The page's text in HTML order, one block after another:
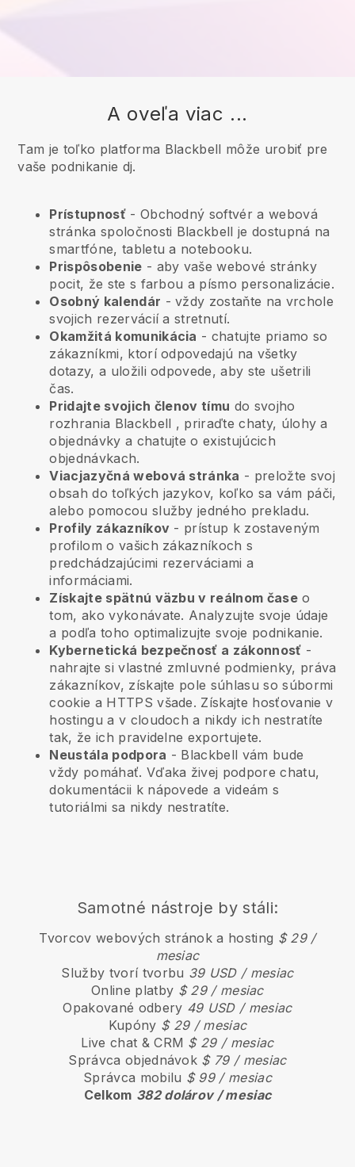
A oveľa viac ...
Tam je toľko platforma Blackbell môže urobiť pre
vaše podnikanie dj.
Prístupnosť- Obchodný softvér a webová
stránka spoločnosti Blackbell je dostupná na
smartfóne, tabletu a notebooku.
Prispôsobenie - aby vaše webové stránky
pocit, že ste s farbou a písmo personalizácie.
Osobný kalendár - vždy zostaňte na vrchole
svojich rezervácií a stretnutí.
Okamžitá komunikácia - chatujte priamo so
zákazníkmi, ktorí odpovedajú na všetky
dotazy, a uložili odpovede, aby ste ušetrili
čas.
Pridajte svojich členov tímu do svojho
rozhrania Blackbell , priraďte chaty, úlohy a
objednávky a chatujte o existujúcich
objednávkach.
Viacjazyčná webová stránka - preložte svoj
obsah do toľkých jazykov, koľko sa vám páči,
alebo pomocou služby jedného prekladu.
Profily zákazníkov - prístup k zostaveným
profilom o vašich zákazníkoch s
predchádzajúcimi rezerváciami a
informáciami.
Získajte spätnú väzbu v reálnom časeo
tom, ako vykonávate. Analyzujte svoje údaje
a podľa toho optimalizujte svoje podnikanie.
Kybernetická bezpečnosť a zákonnosť -
nahrajte si vlastné zmluvné podmienky, práva
zákazníkov, získajte pole súhlasu so súbormi
cookie a HTTPS všade. Získajte hosťovanie v
hostingu a v cloudoch a nikdy ich nestratíte
tak, že ich pravidelne exportujete.
Neustála podpora - Blackbell vám bude
vždy pomáhať. Vďaka živej podpore chatu,
dokumentácii k nápovede a videám s
tutoriálmi sa nikdy nestratíte.
Samotné nástroje by stáli:
Tvorcov webových stránok a hosting $ 29 /
mesiac
Služby tvorí tvorbu 39 USD / mesiac
Online platby $ 29 / mesiac
Opakované odbery 49 USD / mesiac
Kupóny $ 29 / mesiac
Live chat & CRM $ 29 / mesiac
Správca objednávok $ 79 / mesiac
Správca mobilu $ 99 / mesiac
Celkom 382 dolárov / mesiac